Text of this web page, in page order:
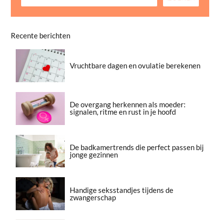
Recente berichten
Vruchtbare dagen en ovulatie berekenen
De overgang herkennen als moeder:
signalen, ritme en rust in je hoofd
De badkamertrends die perfect passen bij
jonge gezinnen
Handige seksstandjes tijdens de
zwangerschap